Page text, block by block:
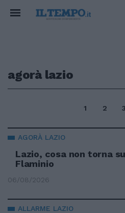
agorà lazio
1 2 3
AGORÀ LAZIO
Lazio, cosa non torna
Flaminio
06/08/2026
ALLARME LAZIO